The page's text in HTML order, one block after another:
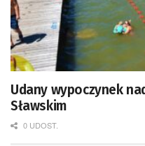
Udany wypoczynek
Sławskim
0 UDOST.